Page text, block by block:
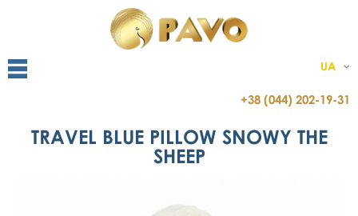
UA
+38 (044) 202-19-31
TRAVEL BLUE PILLOW SNOWY THE
SHEEP